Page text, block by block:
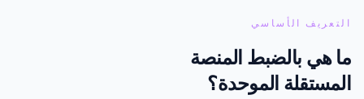
الأساسي
هي بالضبط المنصة
الموحدة؟